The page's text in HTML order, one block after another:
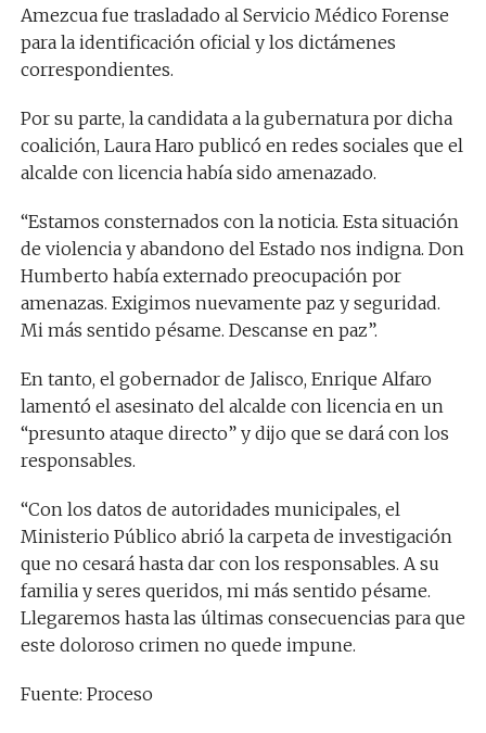
Amezcua fue trasladado al Servicio Médico Forense
para la identificación oficial y los dictámenes
correspondientes.
Por su parte, la candidata a la gubernatura por dicha
coalición, Laura Haro publicó en redes sociales que el
alcalde con licencia había sido amenazado.
“Estamos consternados con la noticia. Esta situación
de violencia y abandono del Estado nos indigna. Don
Humberto había externado preocupación por
amenazas. Exigimos nuevamente paz y seguridad.
Mi más sentido pésame. Descanse en paz”.
En tanto, el gobernador de Jalisco, Enrique Alfaro
lamentó el asesinato del alcalde con licencia en un
“presunto ataque directo” y dijo que se dará con los
responsables.
“Con los datos de autoridades municipales, el
Ministerio Público abrió la carpeta de investigación
que no cesará hasta dar con los responsables. A su
familia y seres queridos, mi más sentido pésame.
Llegaremos hasta las últimas consecuencias para que
este doloroso crimen no quede impune.
Fuente: Proceso